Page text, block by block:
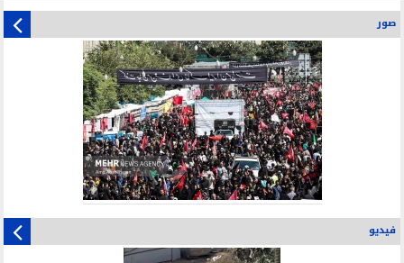
صور
فيديو